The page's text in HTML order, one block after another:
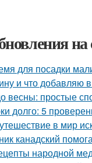
на
для посадки
и что добавляю
весны: простые
долго: 5
в мир
канадский
народной